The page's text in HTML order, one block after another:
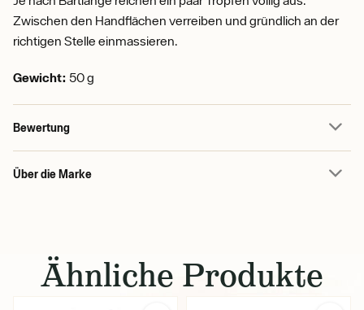
Zwischen den Handflächen verreiben und gründlich an der
richtigen Stelle einmassieren.
Gewicht: 50 g
Bewertung
Über die Marke
Ähnliche Produkte